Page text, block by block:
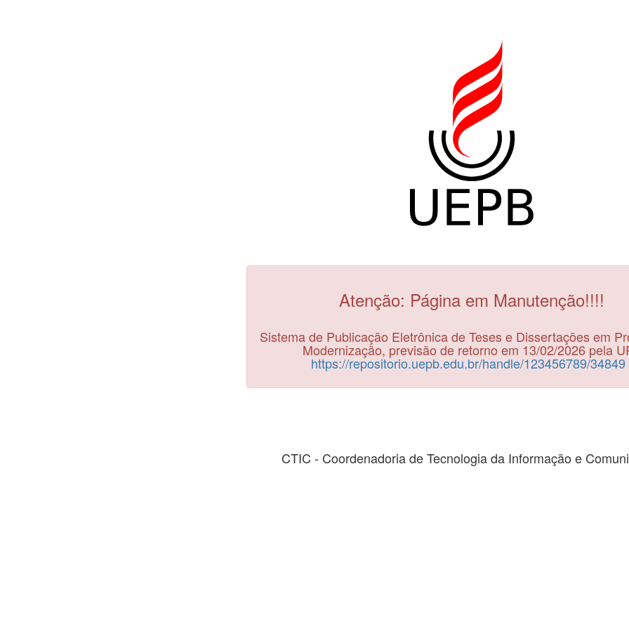
Atenção: Página em Manutenção!!!!
Sistema de Publicação Eletrônica de Teses e Dissertações em
Modernização, previsão de retorno em 13/02/2026 pela
https://repositorio.uepb.edu.br/handle/123456789/34849
CTIC - Coordenadoria de Tecnologia da Informação e